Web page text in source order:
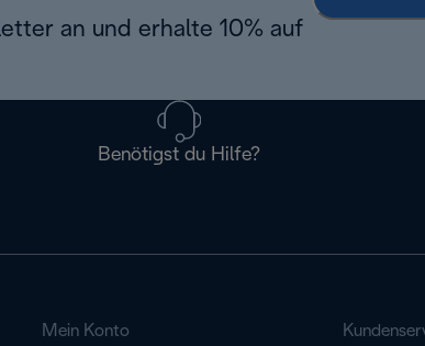
an und erhalte 10% auf
Benötigst du Hilfe?
Mein Konto